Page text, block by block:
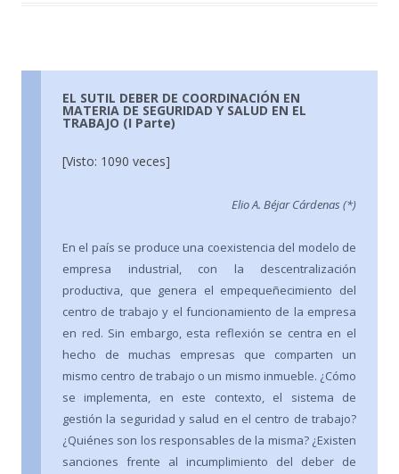
EL SUTIL DEBER DE COORDINACIÓN EN
MATERIA DE SEGURIDAD Y SALUD EN EL
TRABAJO (I Parte)
[Visto: 1090 veces]
Elio A. Béjar Cárdenas (*)
En el país se produce una coexistencia del modelo de
empresa industrial, con la descentralización
productiva, que genera el empequeñecimiento del
centro de trabajo y el funcionamiento de la empresa
en red. Sin embargo, esta reflexión se centra en el
hecho de muchas empresas que comparten un
mismo centro de trabajo o un mismo inmueble. ¿Cómo
se implementa, en este contexto, el sistema de
gestión la seguridad y salud en el centro de trabajo?
¿Quiénes son los responsables de la misma? ¿Existen
sanciones frente al incumplimiento del deber de